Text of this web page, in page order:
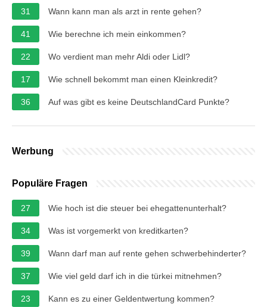
31 Wann kann man als arzt in rente gehen?
41 Wie berechne ich mein einkommen?
22 Wo verdient man mehr Aldi oder Lidl?
17 Wie schnell bekommt man einen Kleinkredit?
36 Auf was gibt es keine DeutschlandCard Punkte?
Werbung
Populäre Fragen
27 Wie hoch ist die steuer bei ehegattenunterhalt?
34 Was ist vorgemerkt von kreditkarten?
39 Wann darf man auf rente gehen schwerbehinderter?
37 Wie viel geld darf ich in die türkei mitnehmen?
23 Kann es zu einer Geldentwertung kommen?